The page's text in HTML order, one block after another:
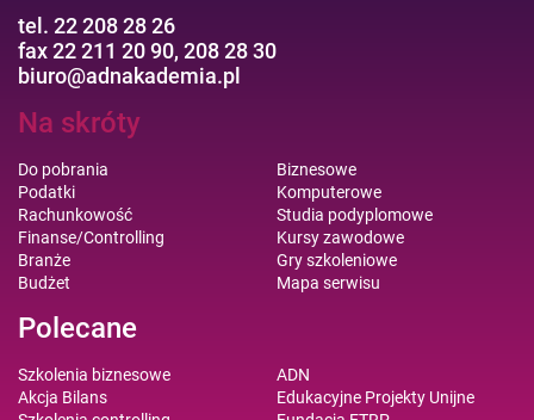
tel. 22 208 28 26
fax 22 211 20 90, 208 28 30
biuro@adnakademia.pl
Na skróty
Do pobrania
Podatki
Rachunkowość
Finanse/Controlling
Branże
Budżet
Biznesowe
Komputerowe
Studia podyplomowe
Kursy zawodowe
Gry szkoleniowe
Mapa serwisu
Polecane
Szkolenia biznesowe
Akcja Bilans
ADN
Edukacyjne Projekty Unijne